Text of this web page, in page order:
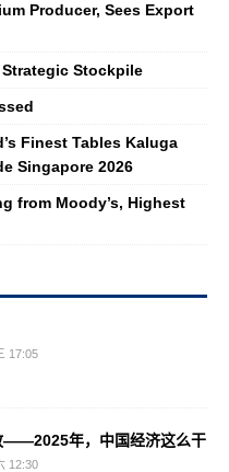
Producer, Sees Export
Stockpile
Finest Tables Kaluga
Singapore 2026
from Moody’s, Highest
17:05
——2025年，中国经济这么干
12:30